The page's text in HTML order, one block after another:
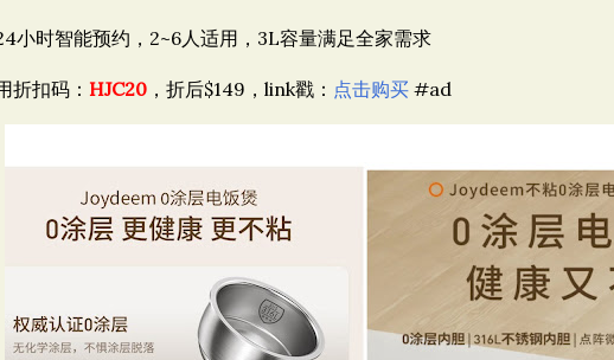
小时智能预约，2~6人适用，3L容量满足全家需求
折扣码： HJC20，折后$149，link戳： 点击购买#ad